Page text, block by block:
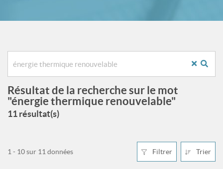
Résultat de la recherche sur le mot
"énergie thermique renouvelable"
11 résultat(s)
Filtrer Trier
1 - 10 sur 11 données